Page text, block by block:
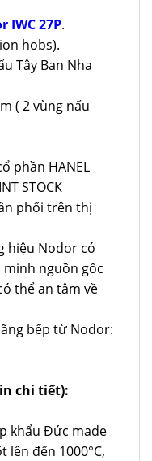
IWC 27P.
hobs).
Tây Ban Nha
( 2 vùng nấu
phần HANEL
STOCK
phối trên thị
hiệu Nodor có
nguồn gốc
thể an tâm về
bếp từ Nodor:
chi tiết):
khẩu Đức made
lên đến 1000°C,